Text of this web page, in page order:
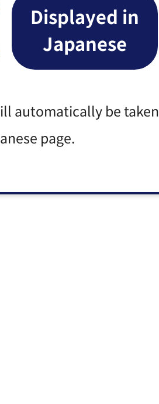
Displayed in
Japanese
automatically be taken
page.